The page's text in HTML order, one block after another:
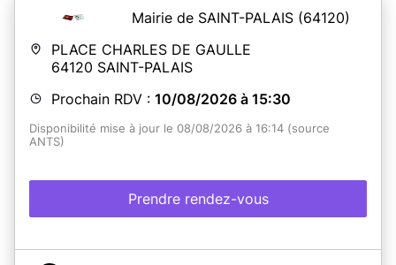
Mairie de SAINT-PALAIS (64120)
PLACE CHARLES DE GAULLE
64120 SAINT-PALAIS
Prochain RDV : 10/08/2026 à 15:30
Disponibilité mise à jour le 08/08/2026 à 16:14 (source
ANTS)
Prendre rendez-vous